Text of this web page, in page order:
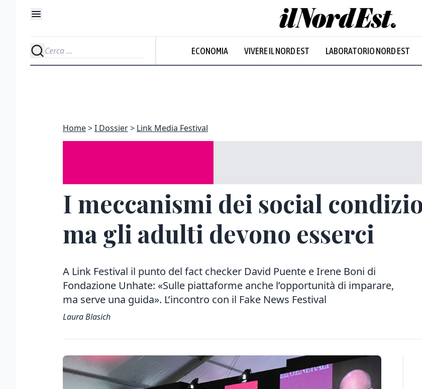
ECONOMIA VIVERE IL NORD EST LABORATORIO NORD EST
Home I Dossier Link Media Festival
I meccanismi dei social
ma gli adulti devono esserci
A Link Festival il punto del fact checker David Puente e Irene Boni di
Fondazione Unhate: «Sulle piattaforme anche l’opportunità di imparare,
ma serve una guida». L’incontro con il Fake News Festival
Laura Blasich